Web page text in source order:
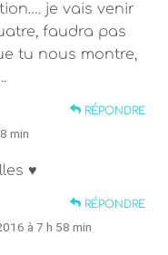
je vais venir
faudra pas
tu nous montre,
RÉPONDRE
min
♥
RÉPONDRE
à 7 h 58 min